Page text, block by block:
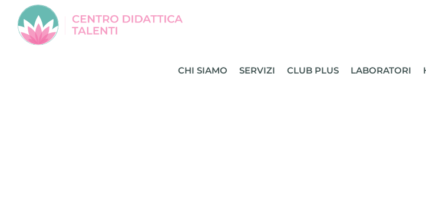
Salta
contenuto
CHI SIAMO SERVIZI CLUB PLUS LABORATORI